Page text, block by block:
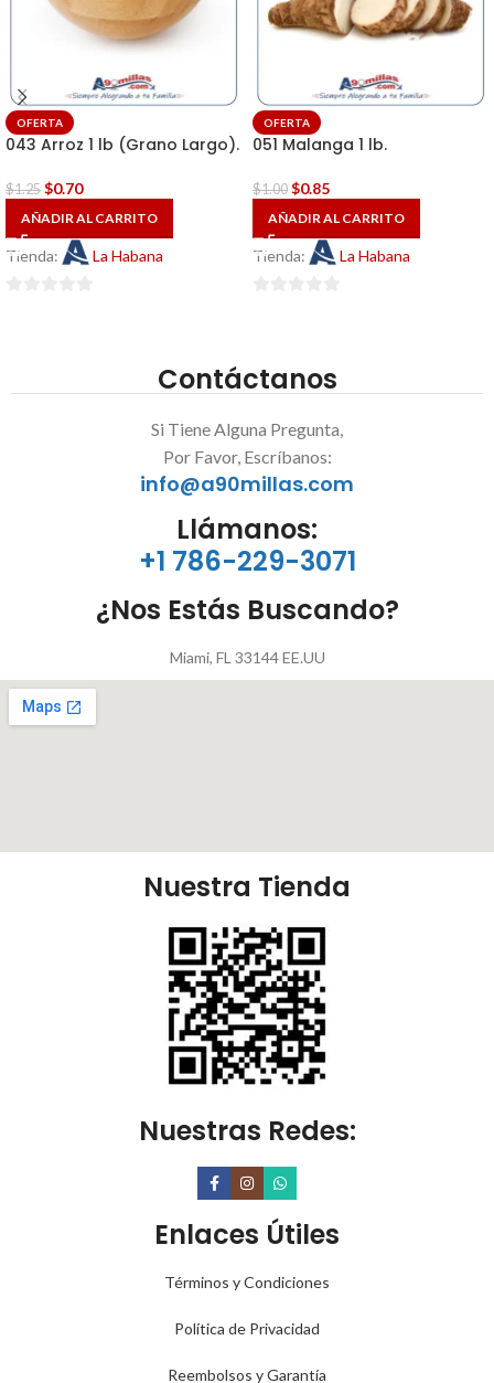
OFERTA
043 Arroz 1 lb (Grano Largo).
$1.25 $0.70
AÑADIR AL CARRITO
Tienda: La Habana
OFERTA
051 Malanga 1 lb.
$1.00 $0.85
AÑADIR AL CARRITO
Tienda: La Habana
Contáctanos
Si Tiene Alguna Pregunta,
Por Favor, Escríbanos:
info@a90millas.com
Llámanos:
+1 786-229-3071
¿Nos Estás Buscando?
Miami, FL 33144 EE.UU
Nuestra Tienda
Nuestras Redes:
Enlaces Útiles
Términos y Condiciones
Política de Privacidad
Reembolsos y Garantía